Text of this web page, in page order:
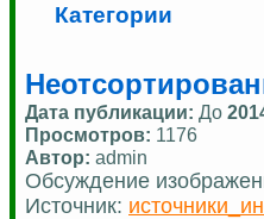
Категории
Дата публикации: До
Просмотров: 1176
Автор: admin
Обсуждение
Источник: